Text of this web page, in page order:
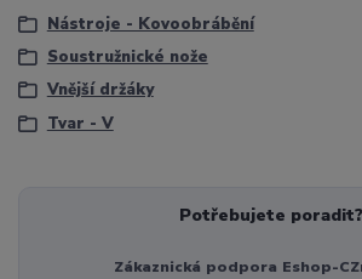
Nástroje - Kovoobrábění
Soustružnické nože
Vnější držáky
Tvar - V
Potřebujete poradit?
Zákaznická podpora Eshop-